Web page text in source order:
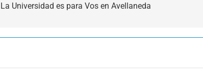
La Universidad es para Vos en Avellaneda